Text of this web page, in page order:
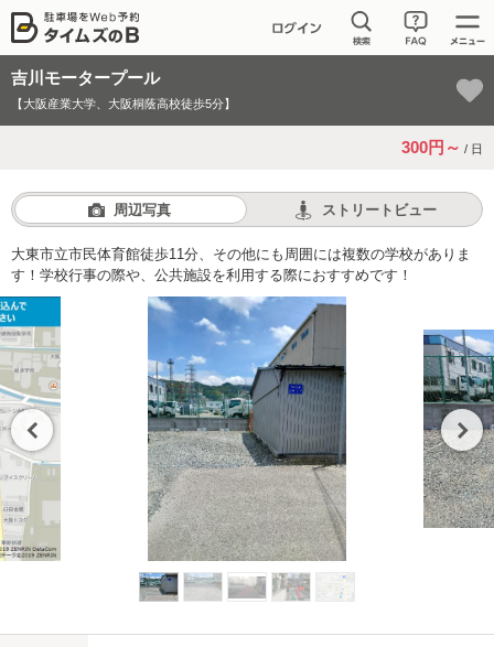
吉川モータープール
【大阪産業大学、大阪桐蔭高校徒歩5分】
300円～ / 日
周辺写真 ストリートビュー
大東市立市民体育館徒歩11分、その他にも周囲には複数の学校がありま
す！学校行事の際や、公共施設を利用する際におすすめです！